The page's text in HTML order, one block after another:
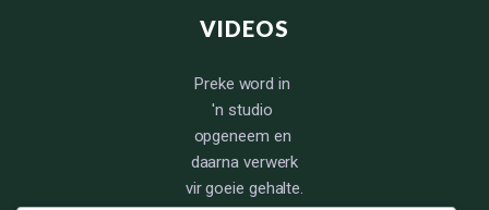
VIDEOS
Preke word in
'n studio
opgeneem en
daarna verwerk
vir goeie gehalte.